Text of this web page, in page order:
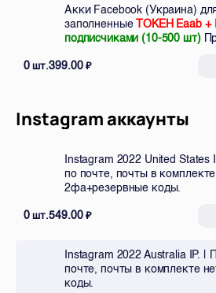
Акки Facebook (Украина)
заполненныеТОКЕН Eaab +
подписчиками (10-500 шт)
0шт.399.00₽
Instagram аккаунты
Instagram 2022 United
по почте, почты в
2фа+резервные коды.
0шт.549.00₽
Instagram 2022 Australia IP.
почте, почты в комплекте
коды.